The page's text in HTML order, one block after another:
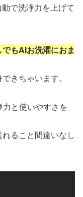
で洗浄力を上げて
もAIお洗濯におま
きちゃいます。
と使いやすさを
ること間違いなし